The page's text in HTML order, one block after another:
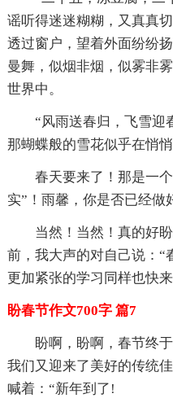
谣听得迷迷糊糊，又真真
透过窗户，望着外面纷纷
曼舞，似烟非烟，似雾非
世界中。
“风雨送春归，飞雪迎春
那蝴蝶般的雪花似乎在悄悄
春天要来了！那是一个
实”！雨馨，你是否已经做
当然！当然！真的好盼
前，我大声的对自己说：“
更加紧张的学习同样也快
盼春节作文700字 篇7
盼啊，盼啊，春节终于
我们又迎来了美好的传统
喊着：“新年到了!